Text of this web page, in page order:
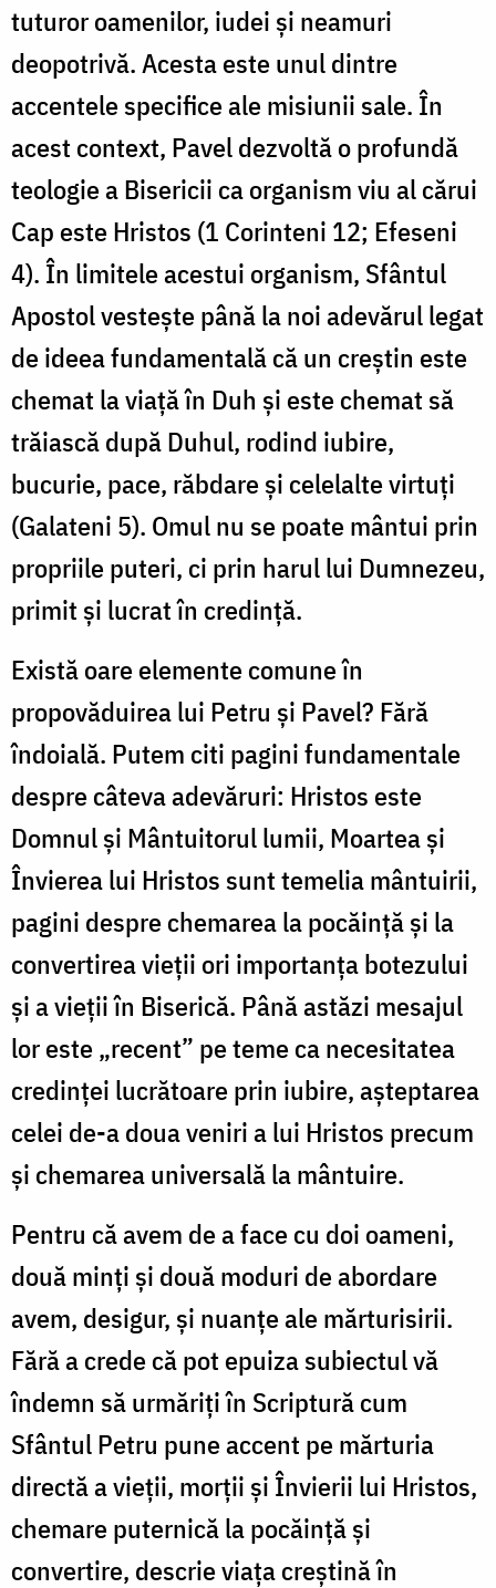
tuturor oamenilor, iudei și neamuri
deopotrivă. Acesta este unul dintre
accentele specifice ale misiunii sale. În
acest context, Pavel dezvoltă o profundă
teologie a Bisericii ca organism viu al cărui
Cap este Hristos (1 Corinteni 12; Efeseni
4). În limitele acestui organism, Sfântul
Apostol vestește până la noi adevărul legat
de ideea fundamentală că un creștin este
chemat la viață în Duh și este chemat să
trăiască după Duhul, rodind iubire,
bucurie, pace, răbdare și celelalte virtuți
(Galateni 5). Omul nu se poate mântui prin
propriile puteri, ci prin harul lui Dumnezeu,
primit și lucrat în credință.
Există oare elemente comune în
propovăduirea lui Petru și Pavel? Fără
îndoială. Putem citi pagini fundamentale
despre câteva adevăruri: Hristos este
Domnul și Mântuitorul lumii, Moartea și
Învierea lui Hristos sunt temelia mântuirii,
pagini despre chemarea la pocăință și la
convertirea vieții ori importanța botezului
și a vieții în Biserică. Până astăzi mesajul
lor este „recent” pe teme ca necesitatea
credinței lucrătoare prin iubire, așteptarea
celei de-a doua veniri a lui Hristos precum
și chemarea universală la mântuire.
Pentru că avem de a face cu doi oameni,
două minți și două moduri de abordare
avem, desigur, și nuanțe ale mărturisirii.
Fără a crede că pot epuiza subiectul vă
îndemn să urmăriți în Scriptură cum
Sfântul Petru pune accent pe mărturia
directă a vieții, morții și Învierii lui Hristos,
chemare puternică la pocăință și
convertire, descrie viața creștină în